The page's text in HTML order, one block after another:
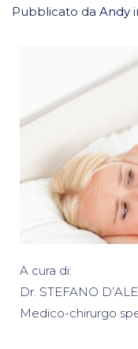
Pubblicato da Andy
A cura di:
Dr. STEFANO
Medico-chirurgo